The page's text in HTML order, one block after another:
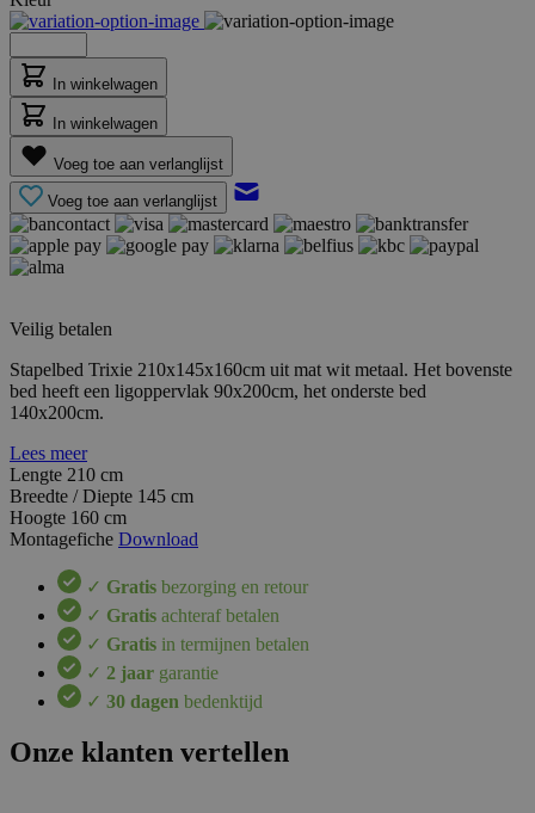
In winkelwagen
In winkelwagen
Voeg toe aan verlanglijst
Voeg toe aan verlanglijst
Veilig betalen
Stapelbed Trixie 210x145x160cm uit mat wit metaal. Het bovenste
bed heeft een ligoppervlak 90x200cm, het onderste bed
140x200cm.
Lees meer
Lengte 210 cm
Breedte / Diepte 145 cm
Hoogte 160 cm
Montagefiche Download
✓ Gratis bezorging en retour
✓ Gratis achteraf betalen
✓ Gratis in termijnen betalen
✓ 2 jaar garantie
✓ 30 dagen bedenktijd
Onze klanten vertellen